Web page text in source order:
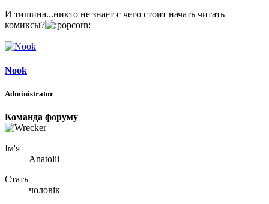
И тишина...никто не знает с чего стоит начать читать
комиксы?
Nook
Administrator
Команда форуму
Ім'я
Anatolii
Стать
чоловік